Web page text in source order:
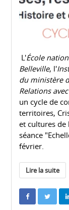
L'École
Belleville, l'
du ministère
Relations
un cycle de
territoires,
et cultures de
séance
février.
Lire la suite